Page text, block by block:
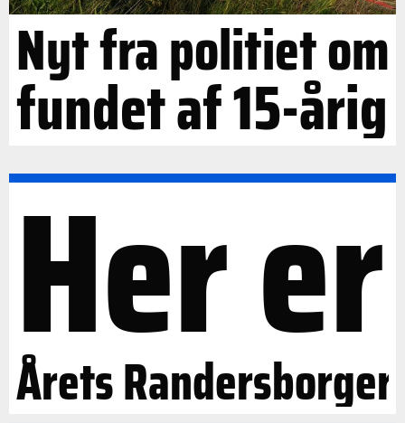
Nyt fra politiet om
fundet af 15-årig
Her er
Årets Randersborger